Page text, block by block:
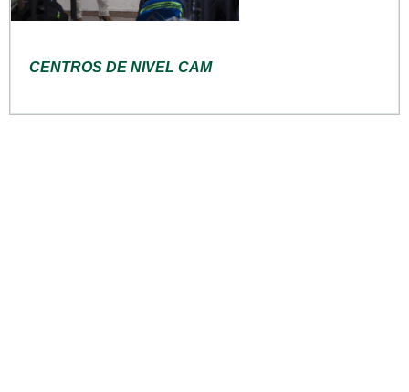
CENTROS DE NIVEL CAM